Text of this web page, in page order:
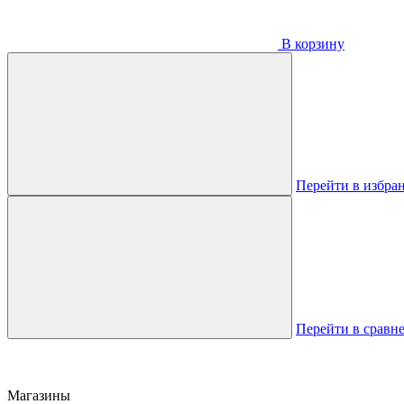
В корзину
Перейти в
Перейти в
Магазины